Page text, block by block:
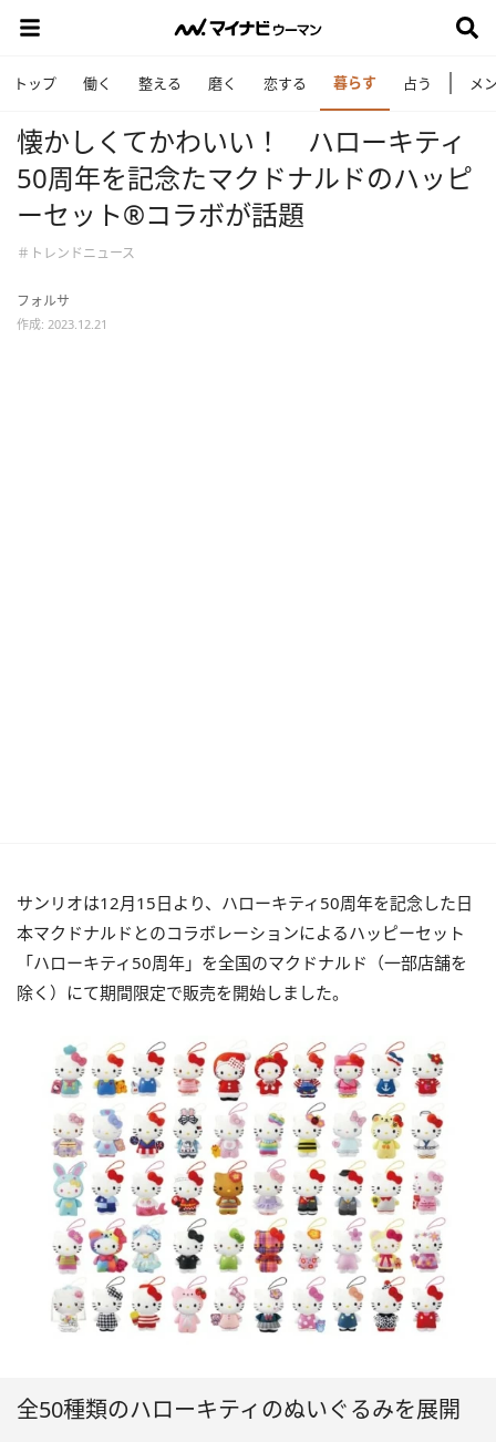
トップ 働く 整える 磨く 恋する 暮らす 占う メ
懐かしくてかわいい！ ハローキティ
50周年を記念たマクドナルドのハッピ
ーセット®️コラボが話題
＃トレンドニュース
フォルサ
作成: 2023.12.21
サンリオは12月15日より、ハローキティ50周年を記念した日
本マクドナルドとのコラボレーションによるハッピーセット
「ハローキティ50周年」を全国のマクドナルド（一部店舗を
除く）にて期間限定で販売を開始しました。
全50種類のハローキティのぬいぐるみを展開